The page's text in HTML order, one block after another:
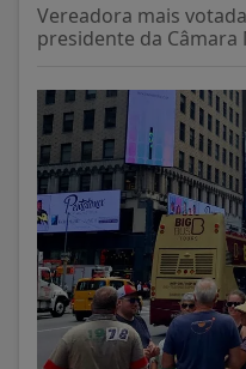
Vereadora mais
presidente da Câmara